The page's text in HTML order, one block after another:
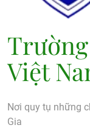
Việt
Nơi quy tụ những
Gia